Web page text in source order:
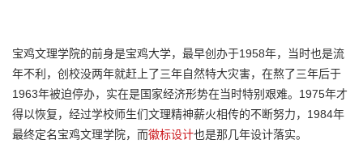
宝鸡文理学院的前身是宝鸡大学，最早创办于1958年，当时也是流
年不利，创校没两年就赶上了三年自然特大灾害，在熬了三年后于
1963年被迫停办，实在是国家经济形势在当时特别艰难。1975年才
得以恢复，经过学校师生们文理精神薪火相传的不断努力，1984年
最终定名宝鸡文理学院，而徽标设计也是那几年设计落实。